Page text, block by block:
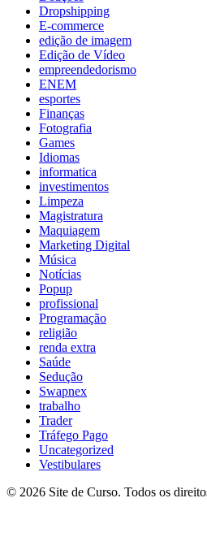
Dropshipping
E-commerce
edição de imagem
Edição de Vídeo
empreendedorismo
ENEM
esportes
Finanças
Fotografia
Games
Idiomas
informatica
investimentos
Limpeza
Magistratura
Maquiagem
Marketing Digital
Música
Notícias
Popup
profissional
Programação
religião
renda extra
Saúde
Sedução
Swapnex
trabalho
Trader
Tráfego Pago
Uncategorized
Vestibulares
© 2026 Site de Curso. Todos os